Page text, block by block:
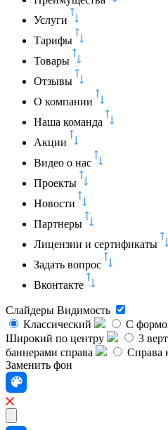
Услуги
Тарифы
Товары
Отзывы
О компании
Наша команда
Акции
Видео о нас
Проекты
Новости
Партнеры
Лицензии и сертификаты
Задать вопрос
Вконтакте
Слайдеры Видимость
Классический
C
Широкий по центру
3
баннерами справа
Справа
Заменить фон